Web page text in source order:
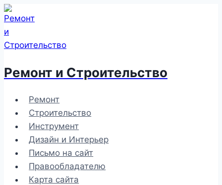
Перейти
к
содержимому
Ремонт и Строительство
Ремонт
Строительство
Инструмент
Дизайн и Интерьер
Письмо на сайт
Правообладателю
Карта сайта